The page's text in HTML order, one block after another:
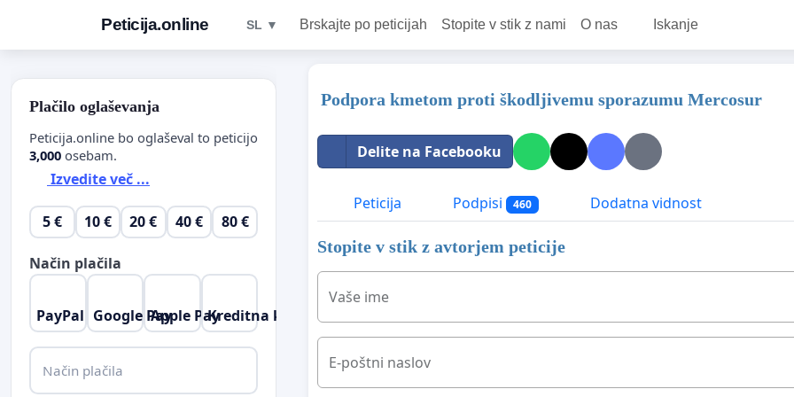
Peticija.online SL ▼ Brskajte po peticijah Stopite v stik z nami O nas Iskanje
Podpora kmetom proti škodljivemu sporazumu Mercosur
Delite na Facebooku
Peticija Podpisi 460 Dodatna vidnost
Stopite v stik z avtorjem peticije
Vaše ime
E-poštni naslov
Plačilo oglaševanja
Peticija.online bo oglaševal to peticijo
3,000 osebam.
Izvedite več ...
5 € 10 € 20 € 40 € 80 €
Način plačila
PayPal Google PayApple PayKreditna kartica
Način plačila